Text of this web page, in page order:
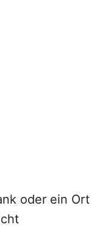
oder ein Ort